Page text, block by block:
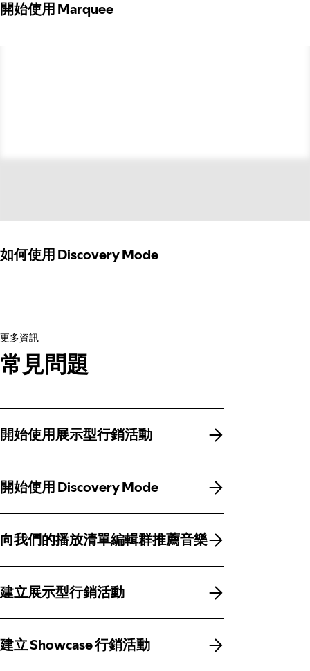
開始使用 Marquee
如何使用 Discovery Mode
更多資訊
常見問題
開始使用展示型行銷活動
開始使用展示型行銷活動
開始使用 Discovery Mode
開始使用 Discovery Mode
向我們的播放清單編輯群推薦音樂
向我們的播放清單編輯群推薦音樂
建立展示型行銷活動
建立展示型行銷活動
建立 Showcase 行銷活動
建立 Showcase 行銷活動